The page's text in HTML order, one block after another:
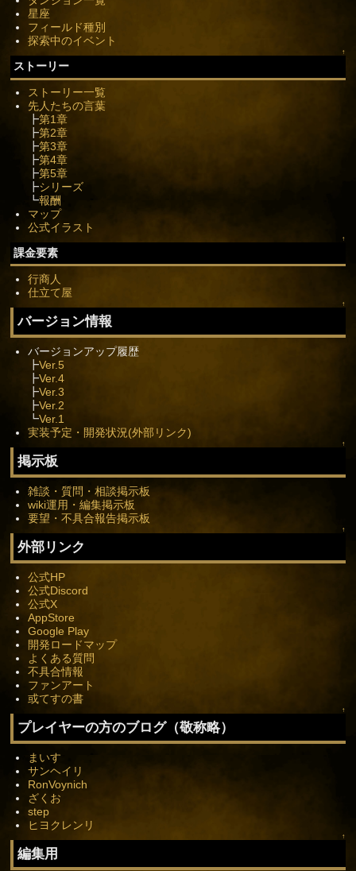
星座
フィールド種別
探索中のイベント
↑
ストーリー
ストーリー一覧
先人たちの言葉
┣第1章
┣第2章
┣第3章
┣第4章
┣第5章
┣シリーズ
┗報酬
マップ
公式イラスト
↑
課金要素
行商人
仕立て屋
↑
バージョン情報
バージョンアップ履歴
┣Ver.5
┣Ver.4
┣Ver.3
┣Ver.2
┗Ver.1
実装予定・開発状況(外部リンク)
↑
掲示板
雑談・質問・相談掲示板
wiki運用・編集掲示板
要望・不具合報告掲示板
↑
外部リンク
公式HP
公式Discord
公式X
AppStore
Google Play
開発ロードマップ
よくある質問
不具合情報
ファンアート
或てすの書
↑
プレイヤーの方のブログ（敬称略）
まいす
サンヘイリ
RonVoynich
ざくお
step
ヒヨクレンリ
↑
編集用